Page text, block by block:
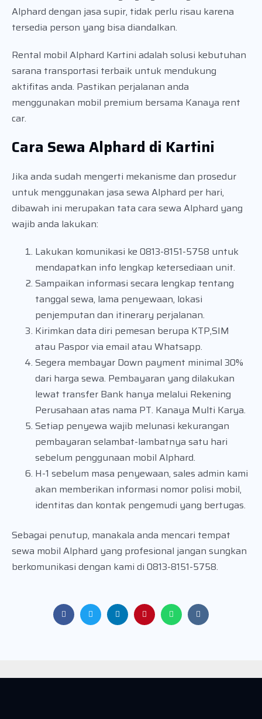
Alphard dengan jasa supir, tidak perlu risau karena
tersedia person yang bisa diandalkan.
Rental mobil Alphard Kartini adalah solusi kebutuhan
sarana transportasi terbaik untuk mendukung
aktifitas anda. Pastikan perjalanan anda
menggunakan mobil premium bersama Kanaya rent
car.
Cara Sewa Alphard di Kartini
Jika anda sudah mengerti mekanisme dan prosedur
untuk menggunakan jasa sewa Alphard per hari,
dibawah ini merupakan tata cara sewa Alphard yang
wajib anda lakukan:
Lakukan komunikasi ke 0813-8151-5758 untuk
mendapatkan info lengkap ketersediaan unit.
Sampaikan informasi secara lengkap tentang
tanggal sewa, lama penyewaan, lokasi
penjemputan dan itinerary perjalanan.
Kirimkan data diri pemesan berupa KTP,SIM
atau Paspor via email atau Whatsapp.
Segera membayar Down payment minimal 30%
dari harga sewa. Pembayaran yang dilakukan
lewat transfer Bank hanya melalui Rekening
Perusahaan atas nama PT. Kanaya Multi Karya.
Setiap penyewa wajib melunasi kekurangan
pembayaran selambat-lambatnya satu hari
sebelum penggunaan mobil Alphard.
H-1 sebelum masa penyewaan, sales admin kami
akan memberikan informasi nomor polisi mobil,
identitas dan kontak pengemudi yang bertugas.
Sebagai penutup, manakala anda mencari tempat
sewa mobil Alphard yang profesional jangan sungkan
berkomunikasi dengan kami di 0813-8151-5758.